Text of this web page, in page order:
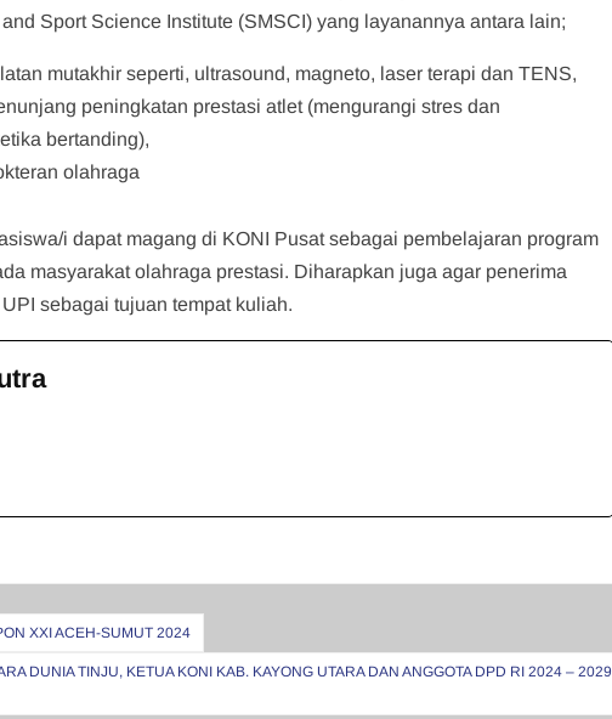
Sport Science Institute (SMSCI) yang layanannya antara lain;
mutakhir seperti, ultrasound, magneto, laser terapi dan TENS,
peningkatan prestasi atlet (mengurangi stres dan
bertanding),
olahraga
i dapat magang di KONI Pusat sebagai pembelajaran program
masyarakat olahraga prestasi. Diharapkan juga agar penerima
sebagai tujuan tempat kuliah.
XXI ACEH-SUMUT 2024
DUNIA TINJU, KETUA KONI KAB. KAYONG UTARA DAN ANGGOTA DPD RI 2024 – 2029